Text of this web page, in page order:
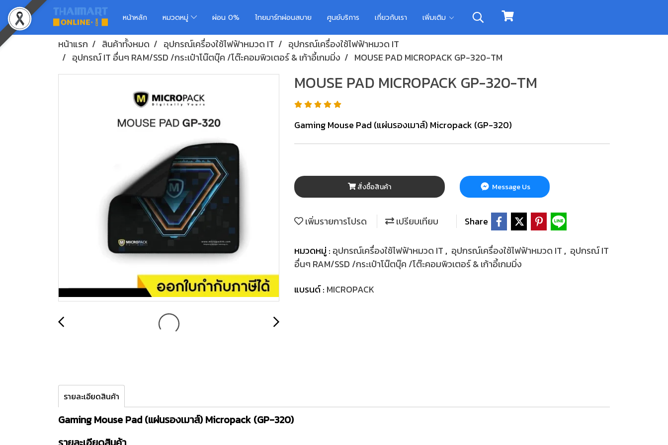
หน้าหลัก หมวดหมู่ ผ่อน 0% ไทยมาร์ทผ่อนสบาย ศูนย์บริการ เกี่ยวกับเรา เพิ่มเติม
หน้าแรก สินค้าทั้งหมด อุปกรณ์เครื่องใช้ไฟฟ้าหมวด IT
อุปกรณ์เครื่องใช้ไฟฟ้าหมวด IT
อุปกรณ์ IT อื่นๆ RAM/SSD /กระเป๋าโน๊ตบุ๊ค /โต๊ะคอมพิวเตอร์ & เก้าอี้เกมมิ่ง
MOUSE PAD MICROPACK GP-320-TM
MOUSE PAD MICROPACK GP-320-TM
Gaming Mouse Pad (แผ่นรองเมาส์) Micropack (GP-320)
สั่งซื้อสินค้า Message Us
เพิ่มรายการโปรด เปรียบเทียบ Share
หมวดหมู่ : อุปกรณ์เครื่องใช้ไฟฟ้าหมวด IT , อุปกรณ์เครื่องใช้ไฟฟ้าหมวด IT , อุปกรณ์ IT
อื่นๆ RAM/SSD /กระเป๋าโน๊ตบุ๊ค /โต๊ะคอมพิวเตอร์ & เก้าอี้เกมมิ่ง
แบรนด์ : MICROPACK
รายละเอียดสินค้า
Gaming Mouse Pad (แผ่นรองเมาส์) Micropack (GP-320)